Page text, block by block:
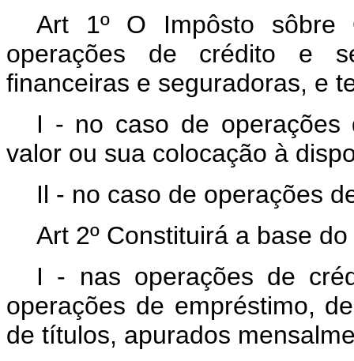
Art 1º O Impôsto sôbre
operações de crédito e
financeiras e seguradoras, e
I - no caso de operações
valor ou sua colocação à
Il - no caso de operações
Art 2º Constituirá a base
I - nas operações de
operações de empréstimo,
de títulos, apurados